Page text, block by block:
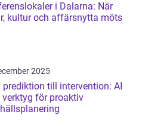
i Dalarna: När
kultur och affärsnytta möts
2025
prediktion till intervention: AI
verktyg för proaktiv